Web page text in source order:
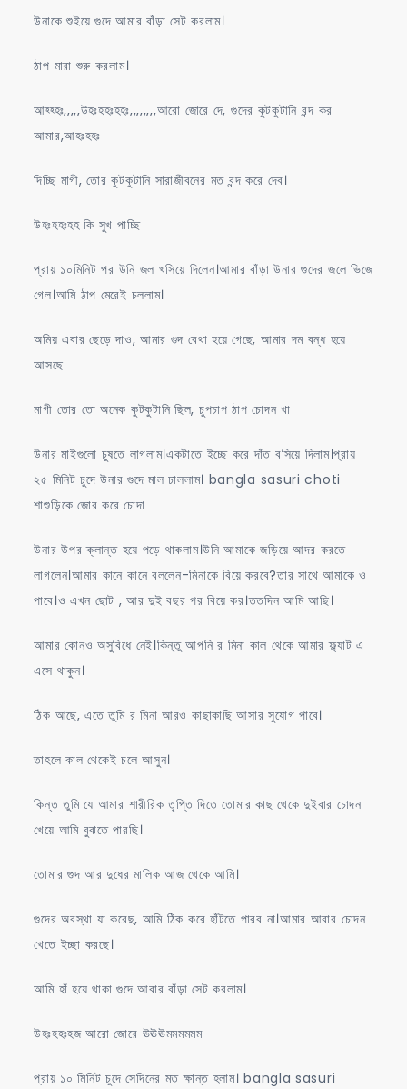
উনাকে শুইয়ে গুদে আমার বাঁড়া সেট করলাম।
ঠাপ মারা শুরু করলাম।
আহ্হ্হঃ,,,,,উহঃহহঃহহঃ,,,,,,,,আরো জোরে দে, গুদের কুটকুটানি বন্দ কর
আমার,আহঃহহঃ
দিচ্ছি মাগী, তোর কুটকুটানি সারাজীবনের মত বন্দ করে দেব।
উহঃহহঃহহ কি সুখ পাচ্ছি
প্রায় ১০মিনিট পর উনি জল খসিয়ে দিলেন।আমার বাঁড়া উনার গুদের জলে ভিজে
গেল।আমি ঠাপ মেরেই চললাম।
অমিয় এবার ছেড়ে দাও, আমার গুদ বেথা হয়ে গেছে, আমার দম বন্ধ হয়ে
আসছে
মাগী তোর তো অনেক কুটকুটানি ছিল, চুপচাপ ঠাপ চোদন খা
উনার মাইগুলো চুষতে লাগলাম।একটাতে ইচ্ছে করে দাঁত বসিয়ে দিলাম।প্রায়
২৫ মিনিট চুদে উনার গুদে মাল ঢাললাম। bangla sasuri choti
শাশুড়িকে জোর করে চোদা
উনার উপর ক্লান্ত হয়ে পড়ে থাকলাম।উনি আমাকে জড়িয়ে আদর করতে
লাগলেন।আমার কানে কানে বললেন-মিনাকে বিয়ে করবে?তার সাথে আমাকে ও
পাবে।ও এখন ছোট , আর দুই বছর পর বিয়ে কর।ততদিন আমি আছি।
আমার কোনও অসুবিধে নেই।কিন্তু আপনি র মিনা কাল থেকে আমার ফ্ল্যাট এ
এসে থাকুন।
ঠিক আছে, এতে তুমি র মিনা আরও কাছাকাছি আসার সুযোগ পাবে।
তাহলে কাল থেকেই চলে আসুন।
কিন্ত তুমি যে আমার শারীরিক তৃপ্তি দিতে তোমার কাছ থেকে দুইবার চোদন
খেয়ে আমি বুঝতে পারছি।
তোমার গুদ আর দুধের মালিক আজ থেকে আমি।
গুদের অবস্থা যা করেছ, আমি ঠিক করে হাঁটতে পারব না।আমার আবার চোদন
খেতে ইচ্ছা করছে।
আমি হাঁ হয়ে থাকা গুদে আবার বাঁড়া সেট করলাম।
উহঃহহঃহজ আরো জোরে ঊঊঊমমমমমম
প্রায় ১০ মিনিট চুদে সেদিনের মত ক্ষান্ত হলাম। bangla sasuri